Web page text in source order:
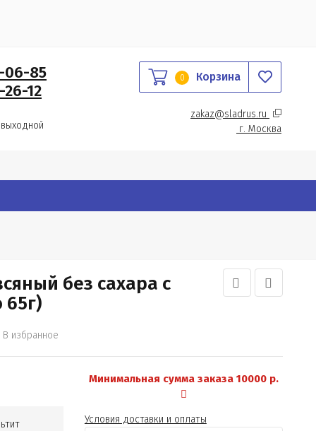
06-85
12
0 Корзина
zakaz@sladrus.ru
г. Москва
без сахара с
65г)
В избранное
Минимальная сумма заказа 10000 р.
Условия доставки и оплаты